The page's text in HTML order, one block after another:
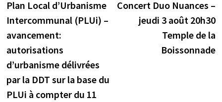
de
l’article
précédente :
Plan Local d’Urbanisme
Intercommunal (PLUi) –
avancement:
autorisations
d’urbanisme délivrées
par la DDT sur la base du
PLUi à compter du 11
Concert Duo Nuances –
jeudi 3 août 20h30
Temple de la
Boissonnade